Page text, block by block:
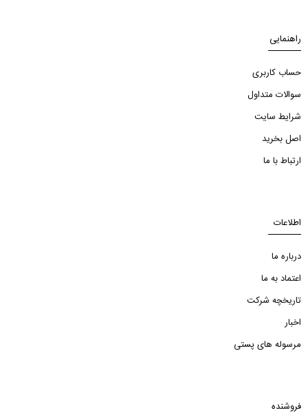
راهنمایی
حساب کاربری
سوالات متداول
شرایط سایت
اصل بخرید
ارتباط با ما
اطلاعات
درباره ما
اعتماد به ما
تاریخچه شرکت
اخبار
مرسوله های پستی
فروشنده